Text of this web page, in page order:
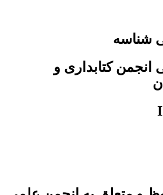
شناسه
انجمن کتابداری و